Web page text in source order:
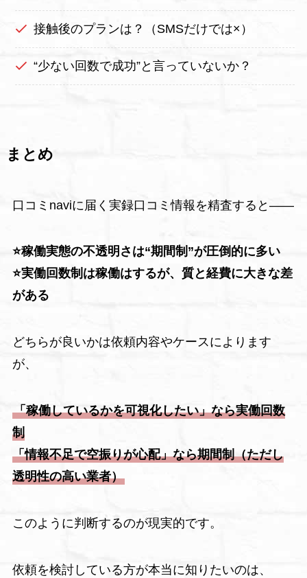
接触後のプランは？（SMSだけでは×）
“少ない回数で成功”と言っていないか？
まとめ
口コミnaviに届く実録口コミ情報を精査すると――
⭐稼働実態の不透明さは“期間制”が圧倒的に多い
⭐実働回数制は稼働はするが、質と経費に大きな差
がある
どちらが良いかは依頼内容やケースによります
が、
「稼働しているかを可視化したい」なら実働回数
制
「情報不足で空振りが心配」なら期間制（ただし
透明性の高い業者）
このように判断するのが現実的です。
依頼を検討している方が本当に知りたいのは、